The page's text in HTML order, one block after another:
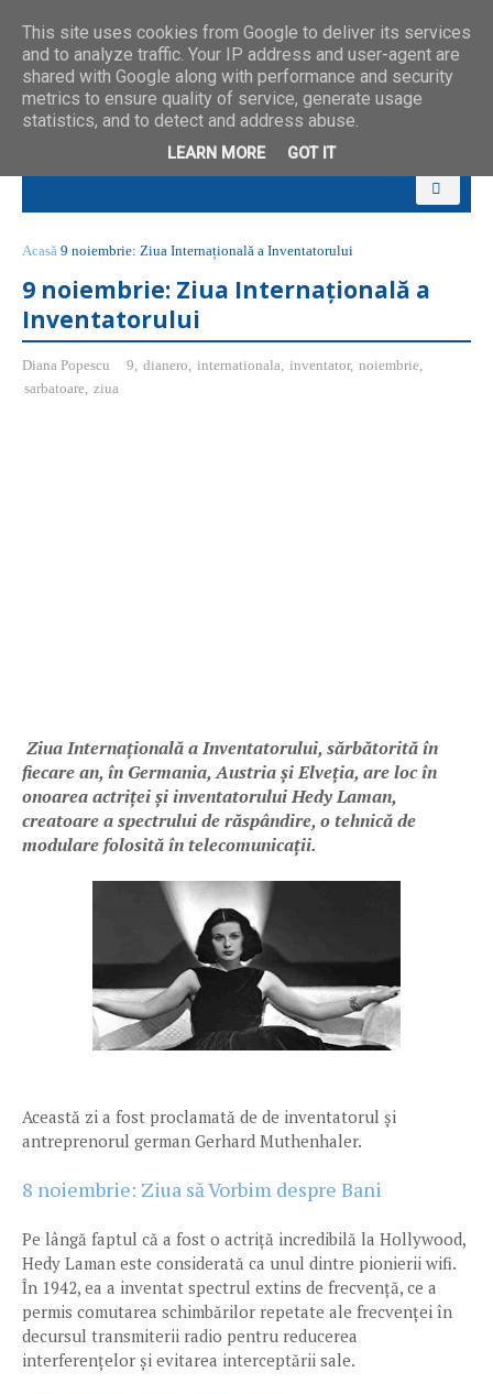
Acasă 9 noiembrie: Ziua Internațională a Inventatorului
9 noiembrie: Ziua Internațională a
Inventatorului
Diana Popescu 9, dianero, internationala, inventator, noiembrie,
sarbatoare, ziua
Ziua Internațională a Inventatorului, sărbătorită în
fiecare an, în Germania, Austria și Elveția, are loc în
onoarea actriței și inventatorului Hedy Laman,
creatoare a spectrului de răspândire, o tehnică de
modulare folosită în telecomunicații.
Această zi a fost proclamată de de inventatorul și
antreprenorul german Gerhard Muthenhaler.
8 noiembrie: Ziua să Vorbim despre Bani
Pe lângă faptul că a fost o actriță incredibilă la Hollywood,
Hedy Laman este considerată ca unul dintre pionierii wifi.
În 1942, ea a inventat spectrul extins de frecvență, ce a
permis comutarea schimbărilor repetate ale frecvenței în
decursul transmiterii radio pentru reducerea
interferențelor și evitarea interceptării sale.
This site uses cookies from Google to deliver its services
and to analyze traffic. Your IP address and user-agent are
shared with Google along with performance and security
metrics to ensure quality of service, generate usage
statistics, and to detect and address abuse.
LEARN MORE GOT IT